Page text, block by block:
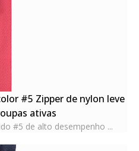
#5 Zipper de nylon leve
ativas
#5 de alto desempenho ...